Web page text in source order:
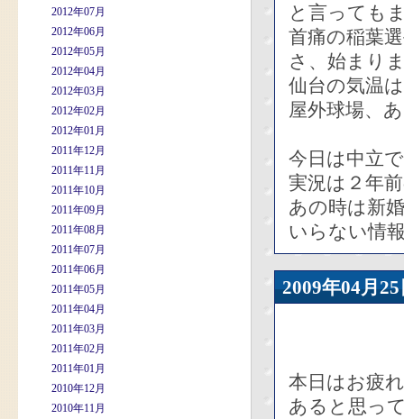
2012年07月
2012年06月
2012年05月
2012年04月
2012年03月
2012年02月
2012年01月
2011年12月
2011年11月
2011年10月
2011年09月
2011年08月
2011年07月
2011年06月
2011年05月
2011年04月
2011年03月
2011年02月
2011年01月
2010年12月
2010年11月
と言っても
首痛の稲葉
さ、始まり
仙台の気温
屋外球場、
今日は中立
実況は２年
あの時は新
いらない情
2009年04
本日はお疲
あると思っ